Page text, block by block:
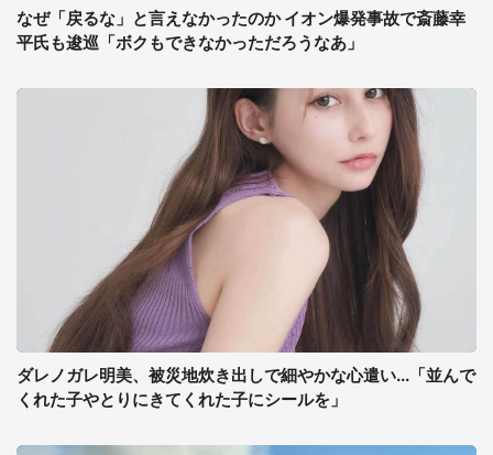
なぜ「戻るな」と言えなかったのか イオン爆発事故で斎藤幸
平氏も逡巡「ボクもできなかっただろうなあ」
ダレノガレ明美、被災地炊き出しで細やかな心遣い...「並んで
くれた子やとりにきてくれた子にシールを」